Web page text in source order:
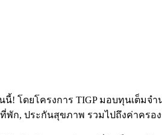
ยโครงการ TIGP มอบทุนเต็มจำ
พัก, ประกันสุขภาพ รวมไปถึงค่าครอ